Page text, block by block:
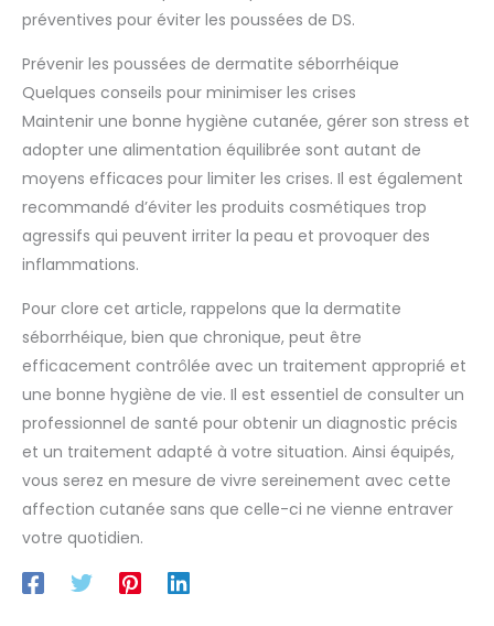
manière durable. Notre shampooing est également
végétalien et exempt de cruauté envers les animaux. Sans
traitement de la dermatite séborrhéique du cuir chevelu a
été prouvé par des tests dermatologiques. Également testé
pour les hyperallergies.
préventives pour éviter les poussées de DS.
Prévenir les poussées de dermatite séborrhéique
Quelques conseils pour minimiser les crises
Maintenir une bonne hygiène cutanée, gérer son stress et
adopter une alimentation équilibrée sont autant de
moyens efficaces pour limiter les crises. Il est également
recommandé d’éviter les produits cosmétiques trop
agressifs qui peuvent irriter la peau et provoquer des
inflammations.
Pour clore cet article, rappelons que la dermatite
séborrhéique, bien que chronique, peut être
efficacement contrôlée avec un traitement approprié et
une bonne hygiène de vie. Il est essentiel de consulter un
professionnel de santé pour obtenir un diagnostic précis
et un traitement adapté à votre situation. Ainsi équipés,
vous serez en mesure de vivre sereinement avec cette
affection cutanée sans que celle-ci ne vienne entraver
votre quotidien.